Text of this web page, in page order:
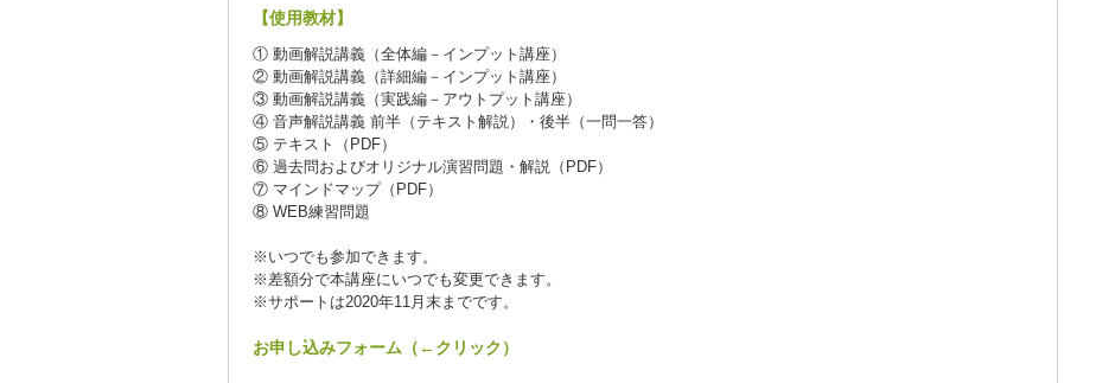
【使用教材】
① 動画解説講義（全体編－インプット講座）
② 動画解説講義（詳細編－インプット講座）
③ 動画解説講義（実践編－アウトプット講座）
④ 音声解説講義 前半（テキスト解説）・後半（一問一答）
⑤ テキスト（PDF）
⑥ 過去問およびオリジナル演習問題・解説（PDF）
⑦ マインドマップ（PDF）
⑧ WEB練習問題
※いつでも参加できます。
※差額分で本講座にいつでも変更できます。
※サポートは2020年11月末までです。
お申し込みフォーム（←クリック）